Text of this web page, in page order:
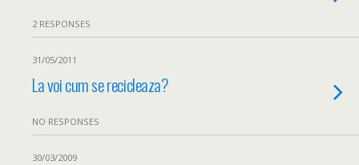
2 RESPONSES
31/05/2011
La voi cum se recicleaza?
NO RESPONSES
30/03/2009